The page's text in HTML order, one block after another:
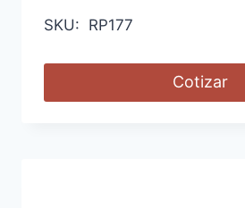
SKU: RP177
Cotizar